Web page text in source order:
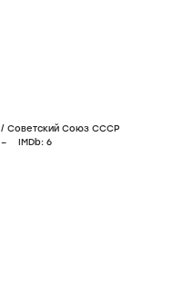
/ Советский Союз СССР
– IMDb: 6